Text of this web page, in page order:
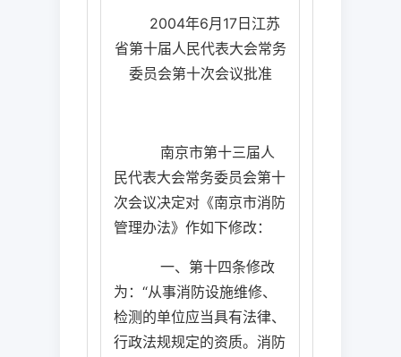
2004年6月 17日 江苏
省第十届人民代表大会常务
委员会第十次会议批准
南京市第十三届人
民代表大会常务委员会第十
次会议决定对《南京市消防
管理办法》作如下修改：
一、第十四条修改
为：“从事消防设施维修、
检测的单位应当具有法律、
行政法规规定的资质。消防